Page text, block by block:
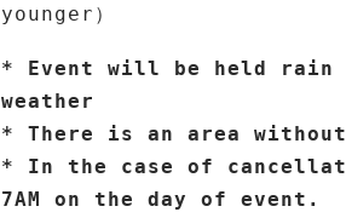
younger）
* Event will be held rain
weather
* There is an area
* In the case of
7AM on the day of event.